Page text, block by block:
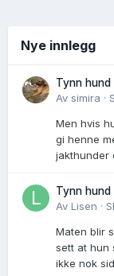
Nye innlegg
Tynn hund
Av simira ·
Men hvis
gi henne
jakthunder
Tynn hund
Av Lisen ·
Maten blir
sett at hun
ikke nok